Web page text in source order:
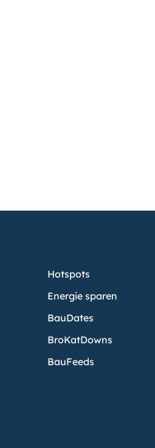
Hotspots
Energie sparen
BauDates
BroKatDowns
BauFeeds